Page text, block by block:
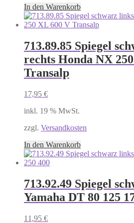
In den Warenkorb
713.89.85 Spiegel
rechts Honda NX
Transalp
17,95 €
inkl. 19 % MwSt.
zzgl. Versandkosten
In den Warenkorb
713.92.49 Spiegel
Yamaha DT 80 125
11,95 €